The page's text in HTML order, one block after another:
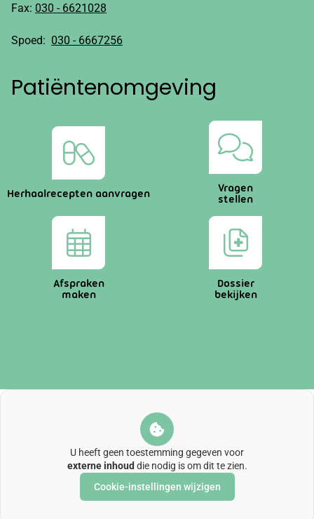
Fax: 030 - 6621028
Spoed: 030 - 6667256
Patiëntenomgeving
Herhaalrecepten aanvragen
Vragen
stellen
Afspraken
maken
Dossier
bekijken
U heeft geen toestemming gegeven voor
externe inhoud die nodig is om dit te zien.
Cookie-instellingen wijzigen